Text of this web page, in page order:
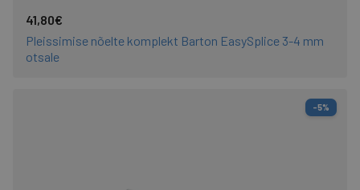
41,80€
Pleissimise nõelte komplekt Barton EasySplice 3-4 mm
otsale
-5%